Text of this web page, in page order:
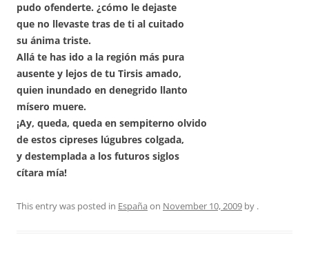
pudo ofenderte. ¿cómo le dejaste
que no llevaste tras de ti al cuitado
su ánima triste.
Allá te has ido a la región más pura
ausente y lejos de tu Tirsis amado,
quien inundado en denegrido llanto
mísero muere.
¡Ay, queda, queda en sempiterno olvido
de estos cipreses lúgubres colgada,
y destemplada a los futuros siglos
cítara mía!
This entry was posted in España on November 10, 2009 by .